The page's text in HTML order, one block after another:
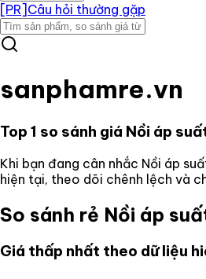
[PR] Câu hỏi thường gặp
sanphamre.vn
Top 1 so sánh giá Nồi áp
Khi bạn đang cân nhắc Nồi áp
hiện tại, theo dõi chênh lệch và
So sánh rẻ Nồi áp
Giá thấp nhất theo dữ liệu